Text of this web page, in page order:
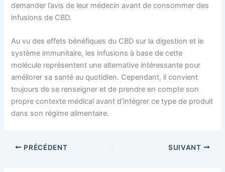
demander l’avis de leur médecin avant de consommer des
infusions de CBD.
Au vu des effets bénéfiques du CBD sur la digestion et le
système immunitaire, les infusions à base de cette
molécule représentent une alternative intéressante pour
améliorer sa santé au quotidien. Cependant, il convient
toujours de se renseigner et de prendre en compte son
propre contexte médical avant d’intégrer ce type de produit
dans son régime alimentaire.
PRÉCÉDENT SUIVANT